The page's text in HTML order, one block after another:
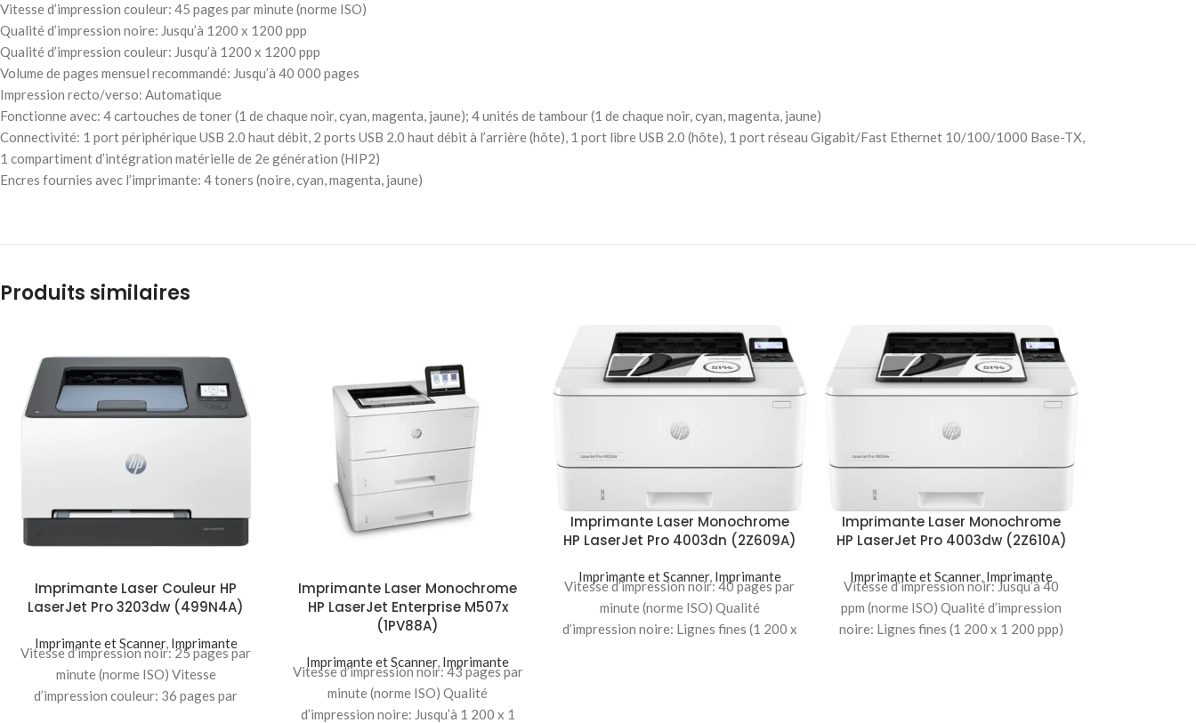
Vitesse d’impression couleur: 45 pages par minute (norme ISO)
Qualité d’impression noire: Jusqu’à 1200 x 1200 ppp
Qualité d’impression couleur: Jusqu’à 1200 x 1200 ppp
Volume de pages mensuel recommandé: Jusqu’à 40 000 pages
Impression recto/verso: Automatique
Fonctionne avec: 4 cartouches de toner (1 de chaque noir, cyan, magenta, jaune); 4 unités de tambour (1 de chaque noir, cyan, magenta, jaune)
Connectivité: 1 port périphérique USB 2.0 haut débit, 2 ports USB 2.0 haut débit à l’arrière (hôte), 1 port libre USB 2.0 (hôte), 1 port réseau Gigabit/Fast Ethernet 10/100/1000 Base-TX,
1 compartiment d’intégration matérielle de 2e génération (HIP2)
Encres fournies avec l’imprimante: 4 toners (noire, cyan, magenta, jaune)
Produits similaires
Imprimante Laser Couleur HP
LaserJet Pro 3203dw (499N4A)
Imprimante et Scanner, Imprimante
Vitesse d’impression noir: 25 pages par
minute (norme ISO) Vitesse
d’impression couleur: 36 pages par
Imprimante Laser Monochrome
HP LaserJet Enterprise M507x
(1PV88A)
Imprimante et Scanner, Imprimante
Vitesse d’impression noir: 43 pages par
minute (norme ISO) Qualité
d’impression noire: Jusqu’à 1 200 x 1
Imprimante Laser Monochrome
HP LaserJet Pro 4003dn (2Z609A)
Imprimante et Scanner, Imprimante
Vitesse d’impression noir: 40 pages par
minute (norme ISO) Qualité
d’impression noire: Lignes fines (1 200 x
Imprimante Laser Monochrome
HP LaserJet Pro 4003dw (2Z610A)
Imprimante et Scanner, Imprimante
Vitesse d’impression noir: Jusqu’à 40
ppm (norme ISO) Qualité d’impression
noire: Lignes fines (1 200 x 1 200 ppp)